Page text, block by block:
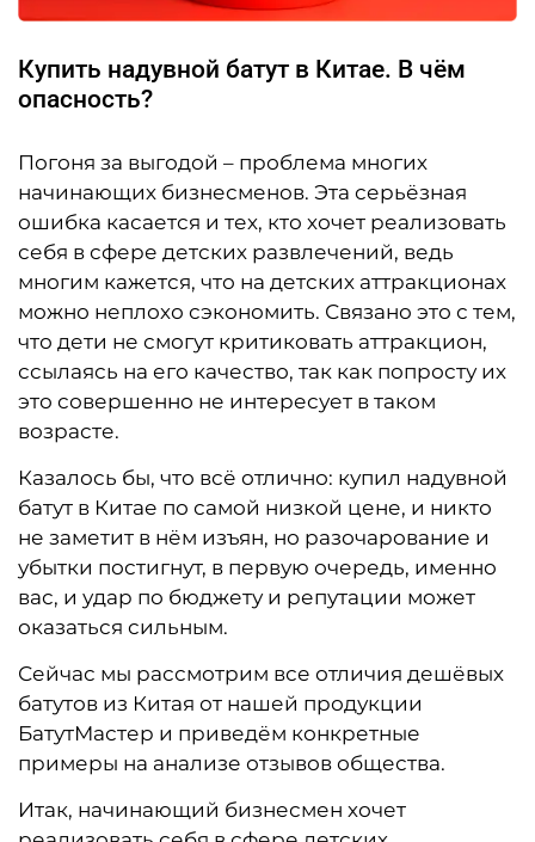
Купить надувной батут в Китае. В чём
опасность?
Погоня за выгодой – проблема многих
начинающих бизнесменов. Эта серьёзная
ошибка касается и тех, кто хочет реализовать
себя в сфере детских развлечений, ведь
многим кажется, что на детских аттракционах
можно неплохо сэкономить. Связано это с тем,
что дети не смогут критиковать аттракцион,
ссылаясь на его качество, так как попросту их
это совершенно не интересует в таком
возрасте.
Казалось бы, что всё отлично: купил надувной
батут в Китае по самой низкой цене, и никто
не заметит в нём изъян, но разочарование и
убытки постигнут, в первую очередь, именно
вас, и удар по бюджету и репутации может
оказаться сильным.
Сейчас мы рассмотрим все отличия дешёвых
батутов из Китая от нашей продукции
БатутМастер и приведём конкретные
примеры на анализе отзывов общества.
Итак, начинающий бизнесмен хочет